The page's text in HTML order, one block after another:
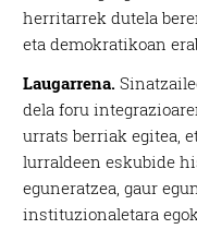
herritarrek dutela
eta demokratikoan
Laugarrena.
dela foru
urrats berriak egitea,
lurraldeen eskubide
eguneratzea, gaur
instituzionaletara